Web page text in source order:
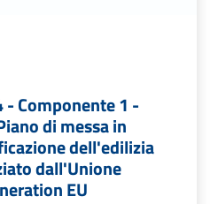
- Componente 1 -
di messa in
dell'edilizia
dall'Unione
EU